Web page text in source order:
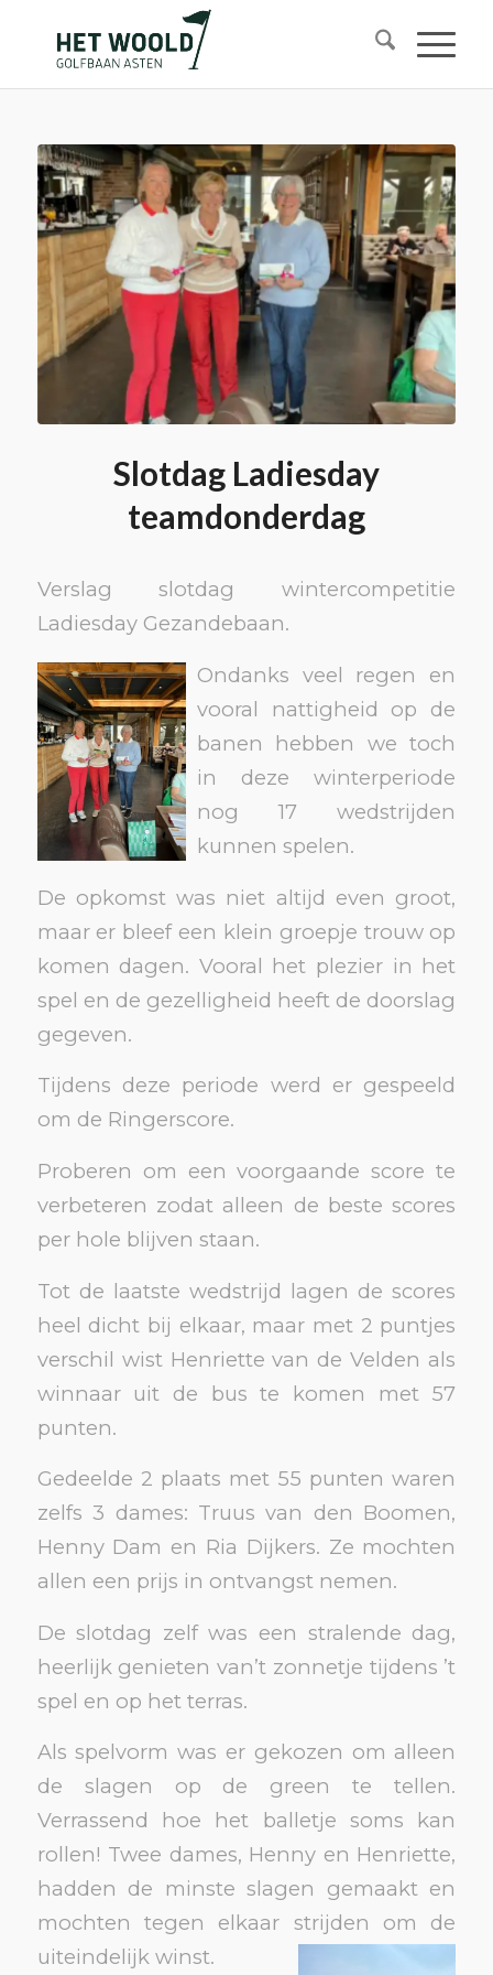
Slotdag Ladiesday
teamdonderdag
Verslag slotdag wintercompetitie
Ladiesday Gezandebaan.
Ondanks veel regen en
vooral nattigheid op de
banen hebben we toch
in deze winterperiode
nog 17 wedstrijden
kunnen spelen.
De opkomst was niet altijd even groot,
maar er bleef een klein groepje trouw op
komen dagen. Vooral het plezier in het
spel en de gezelligheid heeft de doorslag
gegeven.
Tijdens deze periode werd er gespeeld
om de Ringerscore.
Proberen om een voorgaande score te
verbeteren zodat alleen de beste scores
per hole blijven staan.
Tot de laatste wedstrijd lagen de scores
heel dicht bij elkaar, maar met 2 puntjes
verschil wist Henriette van de Velden als
winnaar uit de bus te komen met 57
punten.
Gedeelde 2 plaats met 55 punten waren
zelfs 3 dames: Truus van den Boomen,
Henny Dam en Ria Dijkers. Ze mochten
allen een prijs in ontvangst nemen.
De slotdag zelf was een stralende dag,
heerlijk genieten van’t zonnetje tijdens ’t
spel en op het terras.
Als spelvorm was er gekozen om alleen
de slagen op de green te tellen.
Verrassend hoe het balletje soms kan
rollen! Twee dames, Henny en Henriette,
hadden de minste slagen gemaakt en
mochten tegen elkaar strijden om de
uiteindelijk winst.